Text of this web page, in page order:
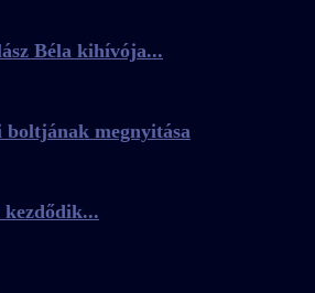
Béla kihívója...
megnyitása